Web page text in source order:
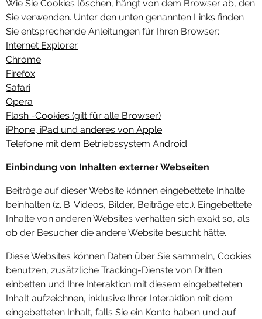
Wie Sie Cookies löschen, hängt von dem Browser ab, den
Sie verwenden. Unter den unten genannten Links finden
Sie entsprechende Anleitungen für Ihren Browser:
Internet Explorer
Chrome
Firefox
Safari
Opera
Flash -Cookies (gilt für alle Browser)
iPhone, iPad und anderes von Apple
Telefone mit dem Betriebssystem Android
Einbindung von Inhalten externer Webseiten
Beiträge auf dieser Website können eingebettete Inhalte
beinhalten (z. B. Videos, Bilder, Beiträge etc.). Eingebettete
Inhalte von anderen Websites verhalten sich exakt so, als
ob der Besucher die andere Website besucht hätte.
Diese Websites können Daten über Sie sammeln, Cookies
benutzen, zusätzliche Tracking-Dienste von Dritten
einbetten und Ihre Interaktion mit diesem eingebetteten
Inhalt aufzeichnen, inklusive Ihrer Interaktion mit dem
eingebetteten Inhalt, falls Sie ein Konto haben und auf